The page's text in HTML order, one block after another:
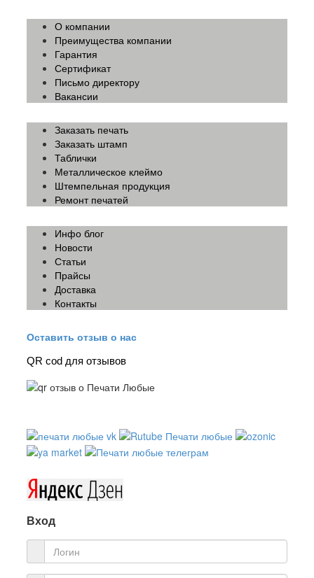
О компании
Преимущества компании
Гарантия
Сертификат
Письмо директору
Вакансии
Заказать печать
Заказать штамп
Таблички
Металлическое клеймо
Штемпельная продукция
Ремонт печатей
Инфо блог
Новости
Статьи
Прайсы
Доставка
Контакты
Оставить отзыв о нас
QR cod для отзывов
Вход